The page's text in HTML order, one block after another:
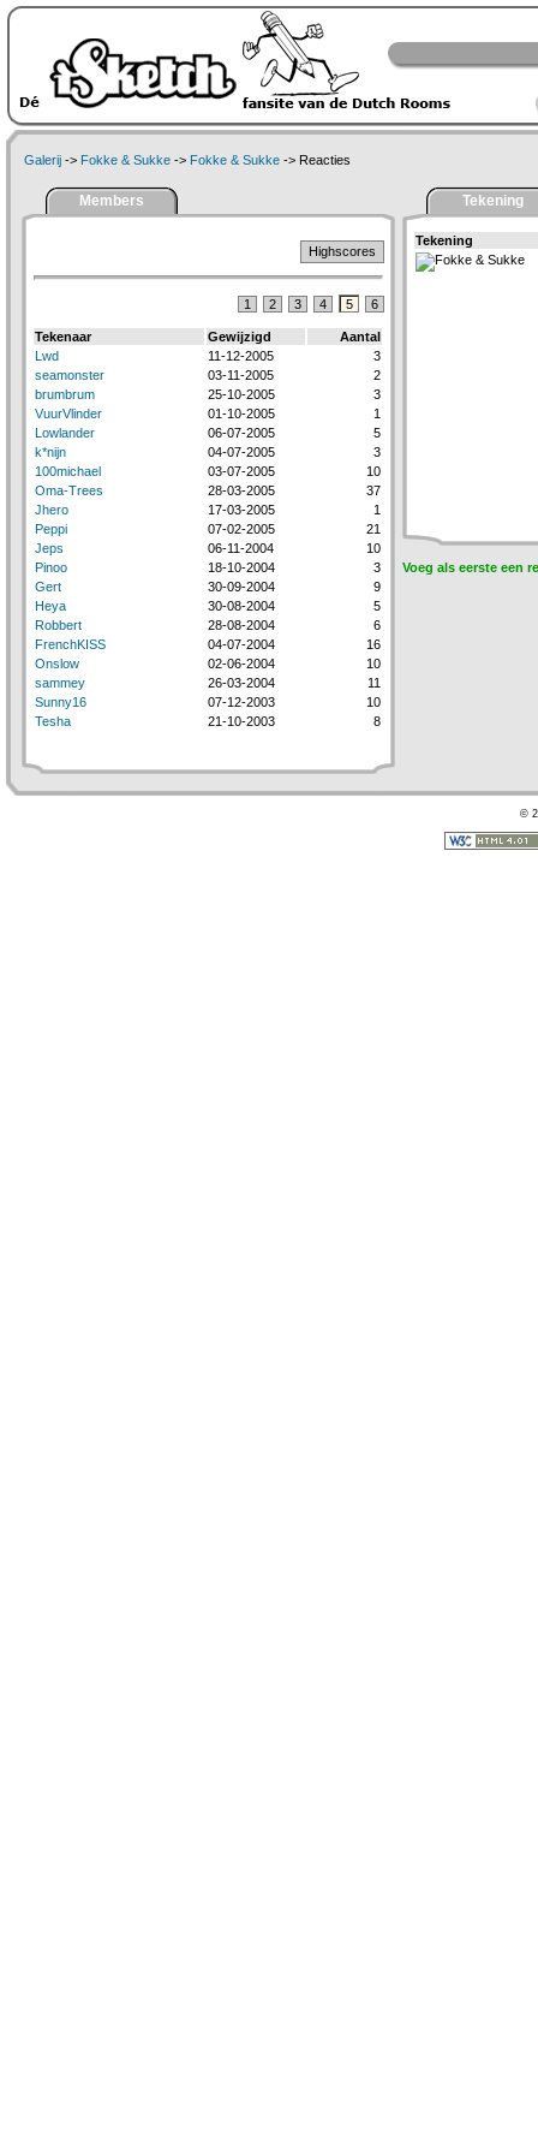
Galerij -> Fokke & Sukke -> Fokke & Sukke -> Reacties
Members
Highscores
1 2 3 4 5 6
Tekenaar Gewijzigd
Aantal
Lwd
11-12-2005
3
seamonster
03-11-2005
2
brumbrum
25-10-2005
3
VuurVlinder
01-10-2005
1
Lowlander
06-07-2005
5
k*nijn
04-07-2005
3
100michael
03-07-2005
10
Oma-Trees
28-03-2005
37
Jhero
17-03-2005
1
Peppi
07-02-2005
21
Jeps
06-11-2004
10
Pinoo
18-10-2004
3
Gert
30-09-2004
9
Heya
30-08-2004
5
Robbert
28-08-2004
6
FrenchKISS
04-07-2004
16
Onslow
02-06-2004
10
sammey
26-03-2004
11
Sunny16
07-12-2003
10
Tesha
21-10-2003 8
Tekening
Tekening
Voeg als eerste een
©